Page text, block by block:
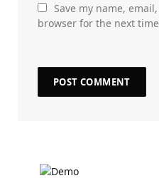
Save my name,
browser for the next